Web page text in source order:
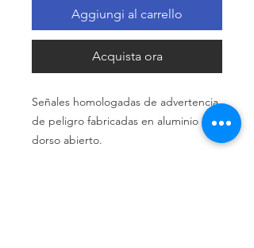
Aggiungi al carrello
Acquista ora
Señales homologadas de advertencia
de peligro fabricadas en aluminio con
dorso abierto.